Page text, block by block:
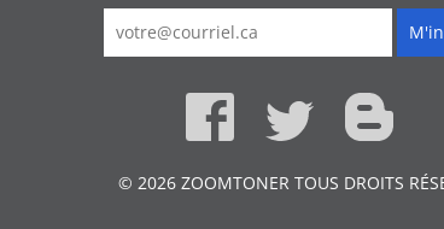
© 2026 ZOOMTONER TOUS DROITS